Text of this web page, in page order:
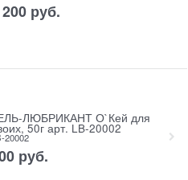
руб.
ЛЮБРИКАНТ О`Кей для
50г арт. LB-20002
20002
руб.